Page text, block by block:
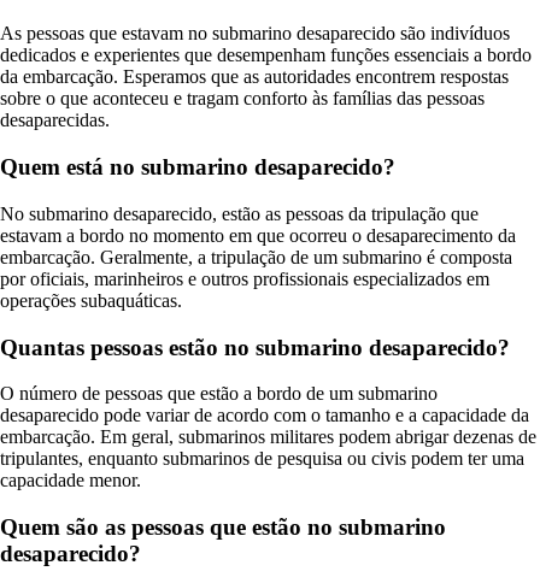
As pessoas que estavam no submarino desaparecido são indivíduos
dedicados e experientes que desempenham funções essenciais a bordo
da embarcação. Esperamos que as autoridades encontrem respostas
sobre o que aconteceu e tragam conforto às famílias das pessoas
desaparecidas.
Quem está no submarino desaparecido?
No submarino desaparecido, estão as pessoas da tripulação que
estavam a bordo no momento em que ocorreu o desaparecimento da
embarcação. Geralmente, a tripulação de um submarino é composta
por oficiais, marinheiros e outros profissionais especializados em
operações subaquáticas.
Quantas pessoas estão no submarino desaparecido?
O número de pessoas que estão a bordo de um submarino
desaparecido pode variar de acordo com o tamanho e a capacidade da
embarcação. Em geral, submarinos militares podem abrigar dezenas de
tripulantes, enquanto submarinos de pesquisa ou civis podem ter uma
capacidade menor.
Quem são as pessoas que estão no submarino
desaparecido?